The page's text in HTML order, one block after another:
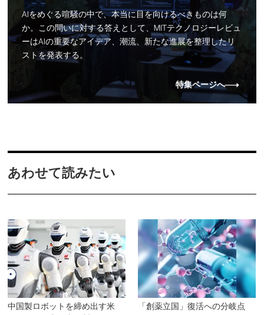
AIをめぐる喧騒の中で、本当に目を向けるべきものは何
か。この問いに対する答えとして、MITテクノロジーレビュ
ーはAIの重要なアイデア、潮流、新たな進展を整理したリ
ストを発表する。
特集ページへ
あわせて読みたい
中国製ロボットを締め出す米
「創薬立国」復活への分岐点